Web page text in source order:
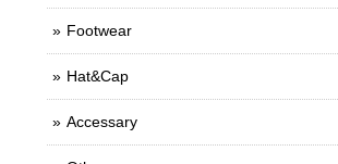
Footwear
Hat&Cap
Accessary